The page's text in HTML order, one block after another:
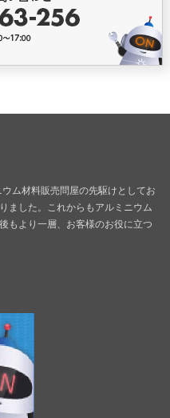
ム材料販売問屋の先駆けとしてお
ました。これからもアルミニウム
もより一層、お客様のお役に立つ